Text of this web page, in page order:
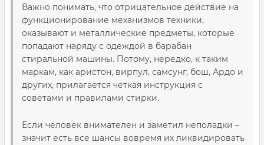
Важно понимать, что отрицательное действие на
функционирование механизмов техники,
оказывают и металлические предметы, которые
попадают наряду с одеждой в барабан
стиральной машины. Потому, нередко, к таким
маркам, как аристон, вирпул, самсунг, бош, Ардо и
других, прилагается четкая инструкция с
советами и правилами стирки.
Если человек внимателен и заметил неполадки –
значит есть все шансы вовремя их ликвидировать